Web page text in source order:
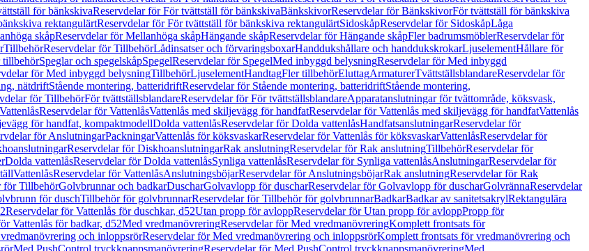
för bänkskivaReservdelar för För tvättställ för bänkskivaBänkskivorReservdelar för BänkskivorFör tvättställ för bänkskiva
rektangulärtReservdelar för För tvättställ för bänkskiva rektangulärtSidoskåpReservdelar för SidoskåpLåga
skåpReservdelar för Mellanhöga skåpHängande skåpReservdelar för Hängande skåpFler badrumsmöblerReservdelar för
TillbehörReservdelar för TillbehörLådinsatser och förvaringsboxarHanddukshållare och handdukskrokarLjuselementHållare för
tillbehörSpeglar och spegelskåpSpegelReservdelar för SpegelMed inbyggd belysningReservdelar för Med inbyggd
för Med inbyggd belysningTillbehörLjuselementHandtagFler tillbehörEluttagArmaturerTvättställsblandareReservdelar för
nätdriftStående montering, batteridriftReservdelar för Stående montering, batteridriftStående montering,
för TillbehörFör tvättställsblandareReservdelar för För tvättställsblandareApparatanslutningar för tvättområde, köksvask,
VattenlåsReservdelar för VattenlåsVattenlås med skiljevägg för handfatReservdelar för Vattenlås med skiljevägg för handfatVattenlås
för handfat, kompaktmodellDolda vattenlåsReservdelar för Dolda vattenlåsHandfatsanslutningarReservdelar för
för AnslutningarPackningarVattenlås för köksvaskarReservdelar för Vattenlås för köksvaskarVattenlåsReservdelar för
Reservdelar för DiskhoanslutningarRak anslutningReservdelar för Rak anslutningTillbehörReservdelar för
Dolda vattenlåsReservdelar för Dolda vattenlåsSynliga vattenlåsReservdelar för Synliga vattenlåsAnslutningarReservdelar för
VattenlåsReservdelar för VattenlåsAnslutningsböjarReservdelar för AnslutningsböjarRak anslutningReservdelar för Rak
för TillbehörGolvbrunnar och badkarDuscharGolvavlopp för duscharReservdelar för Golvavlopp för duscharGolvrännaReservdelar
för duschTillbehör för golvbrunnarReservdelar för Tillbehör för golvbrunnarBadkarBadkar av sanitetsakrylRektangulära
Reservdelar för Vattenlås för duschkar, d52Utan propp för avloppReservdelar för Utan propp för avloppPropp för
Vattenlås för badkar, d52Med vredmanövreringReservdelar för Med vredmanövreringKomplett frontsats för
och inloppsrörReservdelar för Med vredmanövrering och inloppsrörKomplett frontsats för vredmanövrering och
Med PushControl tryckknappsmanövreringReservdelar för Med PushControl tryckknappsmanövreringMed